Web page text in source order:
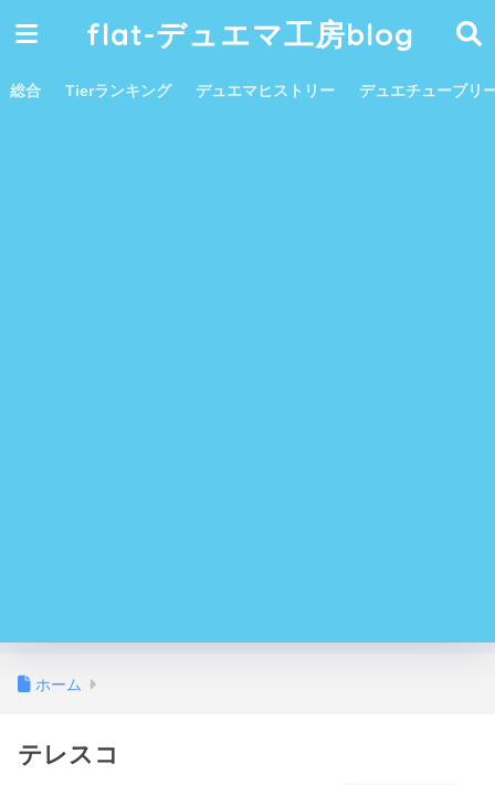
flat-デュエマ工房blog
総合 Tierランキング デュエマヒストリー デュエチューブリ
ホーム
テレスコ